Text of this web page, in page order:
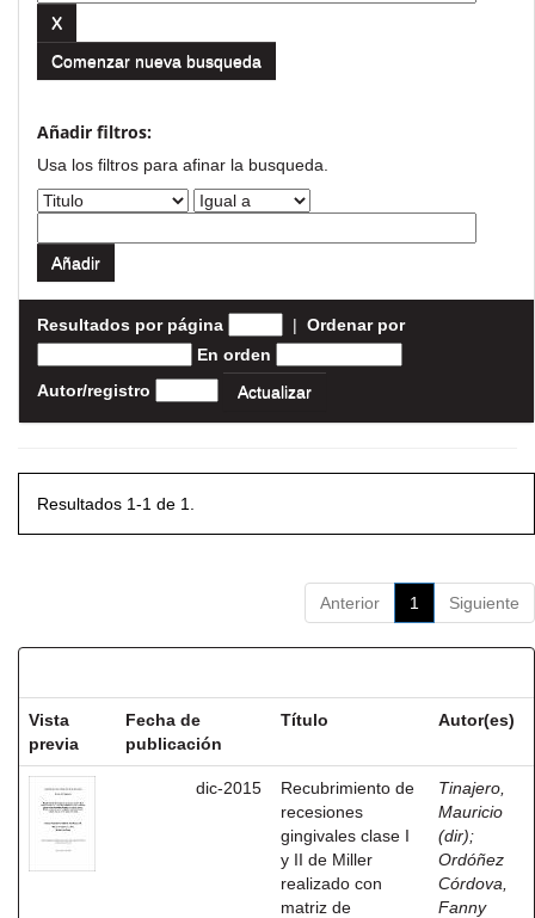
Comenzar nueva busqueda
Añadir filtros:
Usa los filtros para afinar la busqueda.
Resultados por página | Ordenar por
En orden
Autor/registro
Resultados 1-1 de 1.
Anterior 1 Siguiente
Vista
previa
Fecha de
publicación
Título Autor(es)
dic-2015
Recubrimiento de
recesiones
gingivales clase I
y II de Miller
realizado con
matriz de
Tinajero,
Mauricio
(dir);
Ordóñez
Córdova,
Fanny